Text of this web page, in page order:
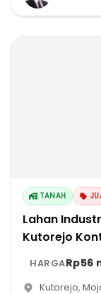
TANAH
Lahan
Kutorejo
HARGARp56
Kutorejo,